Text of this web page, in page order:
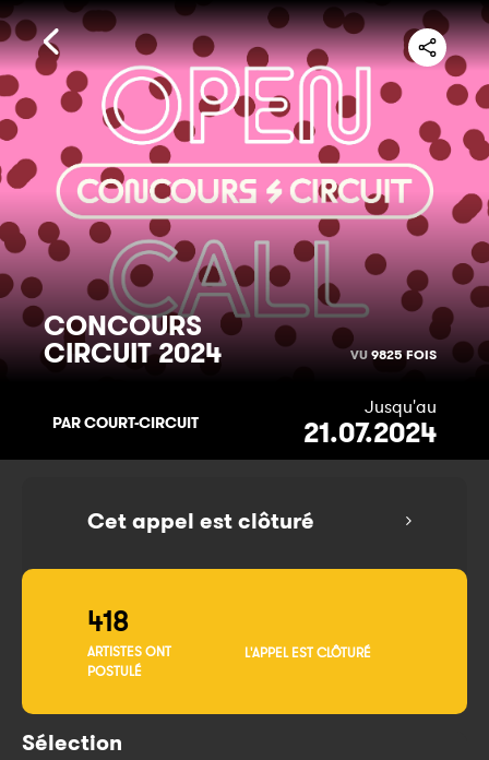
CONCOURS
CIRCUIT 2024 VU 9825 FOIS
PAR COURT-CIRCUIT
Jusqu'au
21.07.2024
Cet appel est clôturé
418
ARTISTES ONT
POSTULÉ
L'APPEL EST CLÔTURÉ
Sélection